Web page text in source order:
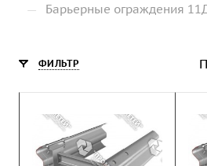
— Барьерные ограждения
ФИЛЬТР